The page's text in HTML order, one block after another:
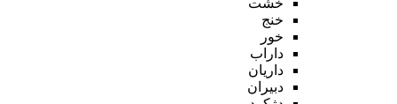
خنج
خور
داراب
داریان
دبیران